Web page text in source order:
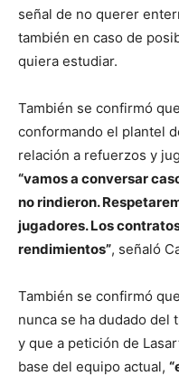
señal de no querer
también en caso de
quiera estudiar.
También se confirmó
conformando el plantel
relación a refuerzos y
“vamos a conversar
no rindieron.
jugadores. Los
rendimientos”, señaló
También se confirmó
nunca se ha dudado del
y que a petición de
base del equipo actual,